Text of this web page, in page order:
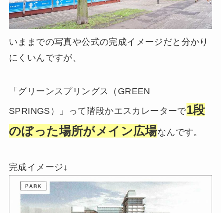
いままでの写真や公式の完成イメージだと分かり
にくいんですが、
「グリーンスプリングス（GREEN
SPRINGS）」って階段かエスカレーターで1段
のぼった場所がメイン広場なんです。
完成イメージ↓